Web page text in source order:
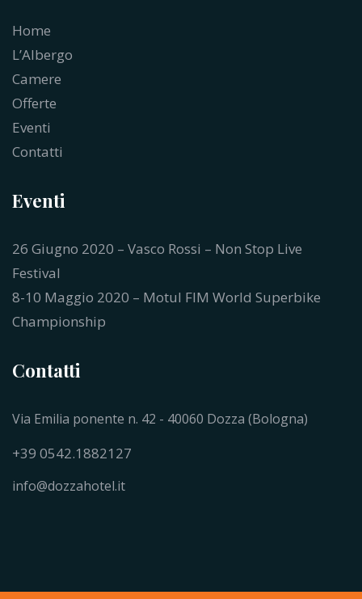
Home
L’Albergo
Camere
Offerte
Eventi
Contatti
Eventi
26 Giugno 2020 – Vasco Rossi – Non Stop Live
Festival
8-10 Maggio 2020 – Motul FIM World Superbike
Championship
Contatti
Via Emilia ponente n. 42 - 40060 Dozza (Bologna)
+39 0542.1882127
info@dozzahotel.it